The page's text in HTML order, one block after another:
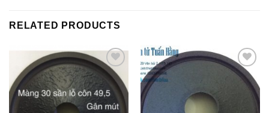
RELATED PRODUCTS
Add to
wishlist
Add to
wishlist